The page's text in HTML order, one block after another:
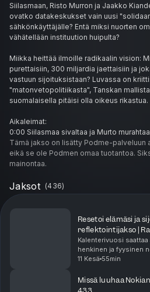
Siilasmaan, Risto Murron ja Jaakko
ovatko datakeskukset vain uusi
sähkönkäyttäjälle? Entä miksi nuorten
vähätellään instituution huipulta?
Miikka heittää ilmoille radikaalin vision:
purettaisiin, 300 miljardia jaettaisiin ja
vastuun sijoituksistaan? Luvassa on
"matonvetopolitiikasta", Tanskan
suomalaisella pitäisi olla oikeus rikastua.
Aikaleimat:
0:00 Siilasmaa sivaltaa ja Murto murahtaa
0:38 Datakeskukset: Kasvua vai
2:23 Nimby vai Yesby? Datakeskusten
5:30 Suomen puuttuva visio ja Tanskan
12:35 Radikaali visio: Puretaan
15:51 Keva-pomo vs. nuoret säästäjät
21:00 Matonveto ikäluokan alta – Mitä
23:35 Ohjeita nuorelle: Sulje korvat ja
Rahapodiin kerätyt tiedot on voitu
tietoa, mutta tämä ei sulje pois
esiintyä virheitä. Nordnet ja sen
Tämä jakso on lisätty Podme-palveluun
eikä se ole Podmen omaa tuotantoa.
mainontaa.
Jaksot (436)
Resetoi elämäsi ja
reflektointijakso |
Kalenterivuosi saattaa
henkinen ja fyysinen
todellisuudessa
suunnanmuutoksiin.
11 Kesä 55min
Missä luuhaa